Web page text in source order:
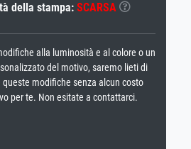
della stampa: SCARSA
alla luminosità e al colore o un
del motivo, saremo lieti di
queste modifiche senza alcun costo
per te. Non esitate a contattarci.